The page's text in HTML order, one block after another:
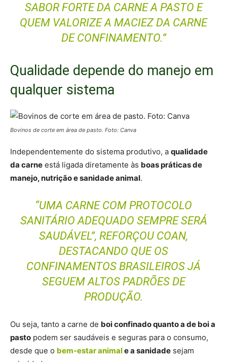
SABOR FORTE DA CARNE A PASTO E
QUEM VALORIZE A MACIEZ DA CARNE
DE CONFINAMENTO.”
Qualidade depende do manejo em
qualquer sistema
Bovinos de corte em área de pasto. Foto: Canva
Independentemente do sistema produtivo, a qualidade
da carne está ligada diretamente às boas práticas de
manejo, nutrição e sanidade animal.
“UMA CARNE COM PROTOCOLO
SANITÁRIO ADEQUADO SEMPRE SERÁ
SAUDÁVEL”, REFORÇOU COAN,
DESTACANDO QUE OS
CONFINAMENTOS BRASILEIROS JÁ
SEGUEM ALTOS PADRÕES DE
PRODUÇÃO.
Ou seja, tanto a carne de boi confinado quanto a de boi a
pasto podem ser saudáveis e seguras para o consumo,
desde que o bem-estar animale a sanidade sejam